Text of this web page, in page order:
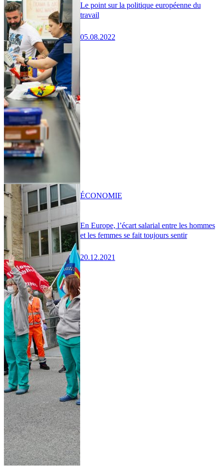
Le point sur la politique européenne du
travail
05.08.2022
En Europe, l’écart salarial entre les hommes
et les femmes se fait toujours sentir
20.12.2021
ÉCONOMIE